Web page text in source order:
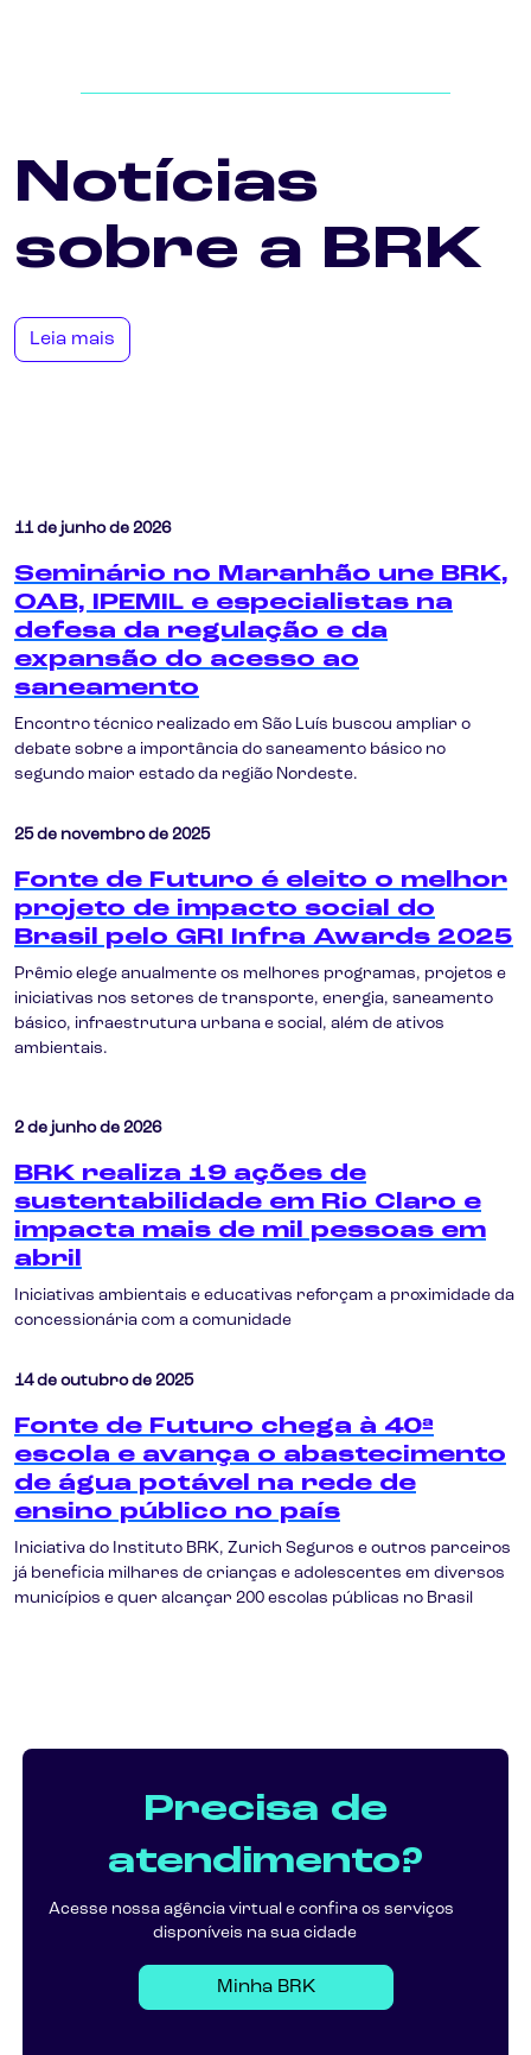
Notícias
sobre a BRK
Leia mais
11 de junho de 2026
Seminário no Maranhão une BRK,
OAB, IPEMIL e especialistas na
defesa da regulação e da
expansão do acesso ao
saneamento
Encontro técnico realizado em São Luís buscou ampliar o
debate sobre a importância do saneamento básico no
segundo maior estado da região Nordeste.
25 de novembro de 2025
Fonte de Futuro é eleito o melhor
projeto de impacto social do
Brasil pelo GRI Infra Awards 2025
Prêmio elege anualmente os melhores programas, projetos e
iniciativas nos setores de transporte, energia, saneamento
básico, infraestrutura urbana e social, além de ativos
ambientais.
2 de junho de 2026
BRK realiza 19 ações de
sustentabilidade em Rio Claro e
impacta mais de mil pessoas em
abril
Iniciativas ambientais e educativas reforçam a proximidade da
concessionária com a comunidade
14 de outubro de 2025
Fonte de Futuro chega à 40ª
escola e avança o abastecimento
de água potável na rede de
ensino público no país
Iniciativa do Instituto BRK, Zurich Seguros e outros parceiros
já beneficia milhares de crianças e adolescentes em diversos
municípios e quer alcançar 200 escolas públicas no Brasil
Precisa de
atendimento?
Acesse nossa agência virtual e confira os serviços
disponíveis na sua cidade
Minha BRK